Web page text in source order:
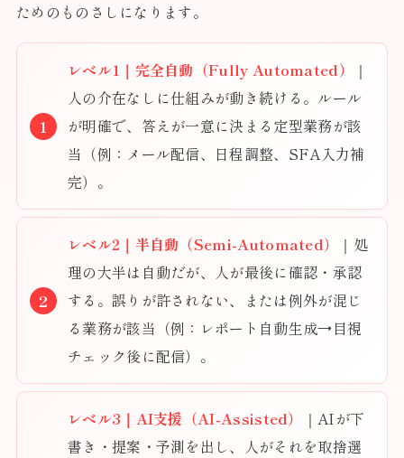
ためのものさしになります。
レベル1｜完全自動（Fully Automated）
｜
人の介在なしに仕組みが動き続ける。ルール
が明確で、答えが一意に決まる定型業務が該
当（例：メール配信、日程調整、SFA入力補
完）。
レベル2｜半自動（Semi-Automated）
｜処
理の大半は自動だが、人が最後に確認・承認
する。誤りが許されない、または例外が混じ
る業務が該当（例：レポート自動生成→目視
チェック後に配信）。
レベル3｜AI支援（AI-Assisted）
｜AIが下
書き・提案・予測を出し、人がそれを取捨選